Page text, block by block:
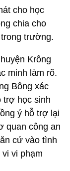
cho học
chia cho
trường.
Krông
minh làm rõ.
Bông xác
trợ học sinh
ý hỗ trợ lại
quan công an
cứ vào tình
vi phạm